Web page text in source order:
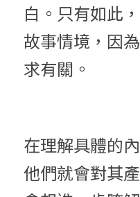
白。只有如此
故事情境，因
求有關。
在理解具體的
他們就會對其